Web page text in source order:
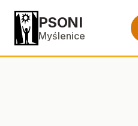
PSONI
Myślenice